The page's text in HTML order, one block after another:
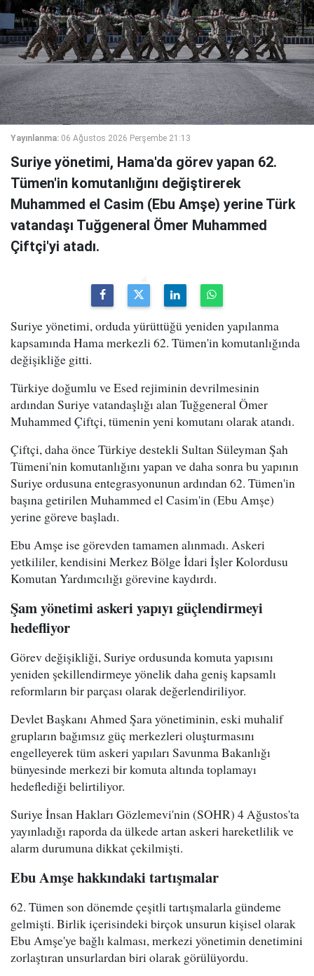
Yayınlanma: 06 Ağustos 2026 Perşembe 21:13
Suriye yönetimi, Hama'da görev yapan 62.
Tümen'in komutanlığını değiştirerek
Muhammed el Casim (Ebu Amşe) yerine Türk
vatandaşı Tuğgeneral Ömer Muhammed
Çiftçi'yi atadı.
Suriye yönetimi, orduda yürüttüğü yeniden yapılanma
kapsamında Hama merkezli 62. Tümen'in komutanlığında
değişikliğe gitti.
Türkiye doğumlu ve Esed rejiminin devrilmesinin
ardından Suriye vatandaşlığı alan Tuğgeneral Ömer
Muhammed Çiftçi, tümenin yeni komutanı olarak atandı.
Çiftçi, daha önce Türkiye destekli Sultan Süleyman Şah
Tümeni'nin komutanlığını yapan ve daha sonra bu yapının
Suriye ordusuna entegrasyonunun ardından 62. Tümen'in
başına getirilen Muhammed el Casim'in (Ebu Amşe)
yerine göreve başladı.
Ebu Amşe ise görevden tamamen alınmadı. Askeri
yetkililer, kendisini Merkez Bölge İdari İşler Kolordusu
Komutan Yardımcılığı görevine kaydırdı.
Şam yönetimi askeri yapıyı güçlendirmeyi
hedefliyor
Görev değişikliği, Suriye ordusunda komuta yapısını
yeniden şekillendirmeye yönelik daha geniş kapsamlı
reformların bir parçası olarak değerlendiriliyor.
Devlet Başkanı Ahmed Şara yönetiminin, eski muhalif
grupların bağımsız güç merkezleri oluşturmasını
engelleyerek tüm askeri yapıları Savunma Bakanlığı
bünyesinde merkezi bir komuta altında toplamayı
hedeflediği belirtiliyor.
Suriye İnsan Hakları Gözlemevi'nin (SOHR) 4 Ağustos'ta
yayınladığı raporda da ülkede artan askeri hareketlilik ve
alarm durumuna dikkat çekilmişti.
Ebu Amşe hakkındaki tartışmalar
62. Tümen son dönemde çeşitli tartışmalarla gündeme
gelmişti. Birlik içerisindeki birçok unsurun kişisel olarak
Ebu Amşe'ye bağlı kalması, merkezi yönetimin denetimini
zorlaştıran unsurlardan biri olarak görülüyordu.